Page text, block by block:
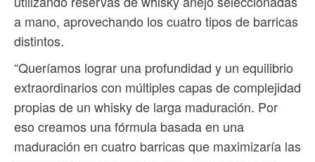
a mano, aprovechando los cuatro tipos de barricas
distintos.
“Queríamos lograr una profundidad y un equilibrio
extraordinarios con múltiples capas de complejidad
propias de un whisky de larga maduración. Por
eso creamos una fórmula basada en una
maduración en cuatro barricas que maximizaría las